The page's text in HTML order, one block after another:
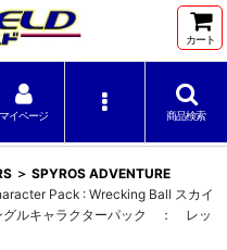
カート
マイページ 商品検索
＞ SPYROS ADVENTURE
Pack : Wrecking Ball スカイ
グルキャラクターパック ： レッ